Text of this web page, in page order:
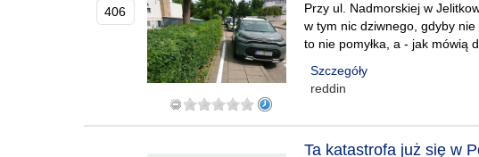
406
Przy ul. Nadmorskiej w
w tym nic dziwnego, gdyby
to nie pomyłka, a - jak mówią
Szczegóły
reddin
Ta katastrofa już się w